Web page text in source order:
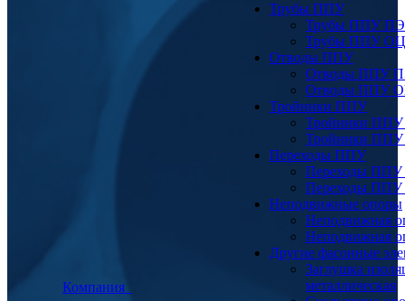
Компания
Трубы ППУ
Трубы ППУ ПЭ
Трубы ППУ ОЦ
Отводы ППУ
Отводы ППУ
Отводы ППУ
Тройники ППУ
Тройники
Тройники
Переходы ППУ
Переходы
Переходы
Неподвижные опоры
Неподвижная
Неподвижная
Другие фасонные
Заглушка
металлическая